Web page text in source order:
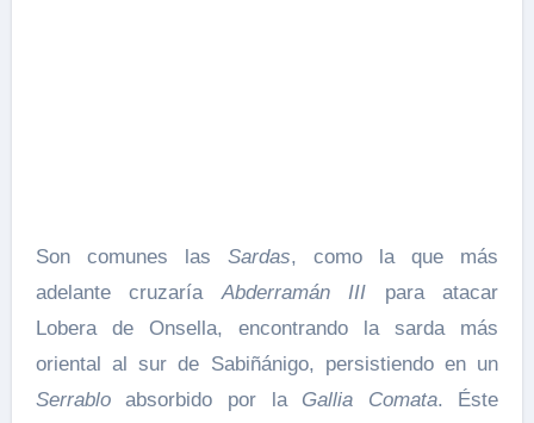
Son comunes las Sardas, como la que más
adelante cruzaríaAbderramán III para atacar
Lobera de Onsella, encontrando la sarda más
oriental al sur de Sabiñánigo, persistiendo en un
Serrabloabsorbido por la Gallia Comata. Éste